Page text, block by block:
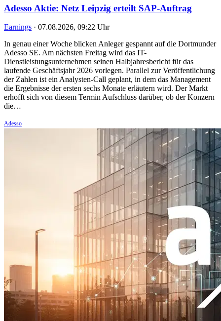
Adesso Aktie: Netz Leipzig erteilt SAP-Auftrag
Earnings · 07.08.2026, 09:22 Uhr
In genau einer Woche blicken Anleger gespannt auf die Dortmunder
Adesso SE. Am nächsten Freitag wird das IT-
Dienstleistungsunternehmen seinen Halbjahresbericht für das
laufende Geschäftsjahr 2026 vorlegen. Parallel zur Veröffentlichung
der Zahlen ist ein Analysten-Call geplant, in dem das Management
die Ergebnisse der ersten sechs Monate erläutern wird. Der Markt
erhofft sich von diesem Termin Aufschluss darüber, ob der Konzern
die…
Adesso